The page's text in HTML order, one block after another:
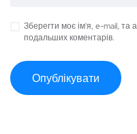
Зберегти моє ім'я, e-mail, та
подальших коментарів.